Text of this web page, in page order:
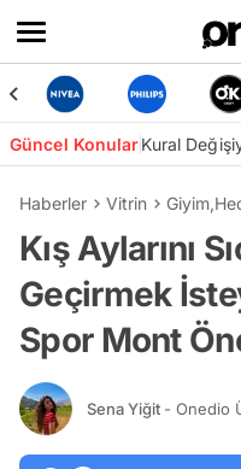
Güncel KonularKural
Haberler Vitrin Giyim,
Kış Aylarını
Geçirmek
Spor Mont
Sena Yiğit - Onedio